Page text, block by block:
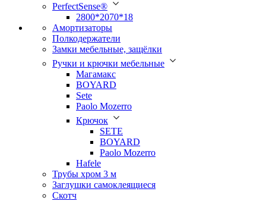
PerfectSense®
2800*2070*18
Амортизаторы
Полкодержатели
Замки мебельные, защёлки
Ручки и крючки мебельные
Магамакс
BOYARD
Sete
Paolo Mozerro
Крючок
SETE
BOYARD
Paolo Mozerro
Hafele
Трубы хром 3 м
Заглушки самоклеящиеся
Скотч